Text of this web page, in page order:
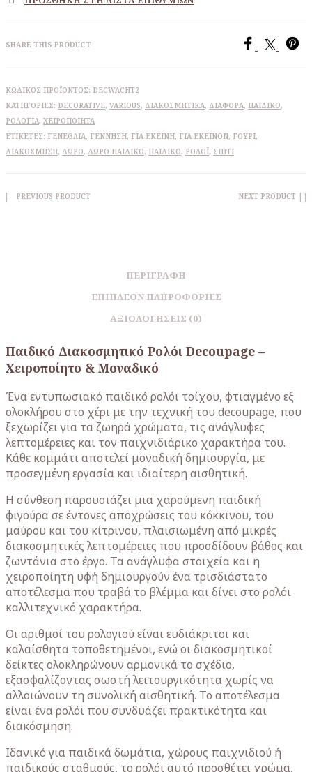
ποσότητα
SHARE THIS PRODUCT
ΚΩΔΙΚΌΣ ΠΡΟΪΌΝΤΟΣ: DECWACHT2
ΚΑΤΗΓΟΡΊΕΣ: DECORATIVE, VARIOUS, ΔΙΑΚΟΣΜΗΤΙΚΆ, ΔΙΆΦΟΡΑ, ΠΑΙΔΙΚΌ,
ΡΟΛΌΓΙΑ, ΧΕΙΡΟΠΟΊΗΤΑ
ΕΤΙΚΈΤΕΣ: ΓΕΝΈΘΛΙΑ, ΓΈΝΝΗΣΗ, ΓΙΑ ΕΚΕΊΝΗ, ΓΙΑ ΕΚΕΊΝΟΝ, ΓΟΎΡΙ,
ΔΙΑΚΌΣΜΗΣΗ, ΔΏΡΟ, ΔΏΡΟ ΠΑΙΔΙΚΌ, ΠΑΙΔΙΚΌ, ΡΟΛΌΙ, ΣΠΊΤΙ
PREVIOUS PRODUCT NEXT PRODUCT
ΠΕΡΙΓΡΑΦΉ
ΕΠΙΠΛΈΟΝ ΠΛΗΡΟΦΟΡΊΕΣ
ΑΞΙΟΛΟΓΉΣΕΙΣ (0)
Παιδικό Διακοσμητικό Ρολόι Decoupage –
Χειροποίητο & Μοναδικό
Ένα εντυπωσιακό παιδικό ρολόι τοίχου, φτιαγμένο εξ
ολοκλήρου στο χέρι με την τεχνική του decoupage, που
ξεχωρίζει για τα ζωηρά χρώματα, τις ανάγλυφες
λεπτομέρειες και τον παιχνιδιάρικο χαρακτήρα του.
Κάθε κομμάτι αποτελεί μοναδική δημιουργία, με
προσεγμένη εργασία και ιδιαίτερη αισθητική.
Η σύνθεση παρουσιάζει μια χαρούμενη παιδική
φιγούρα σε έντονες αποχρώσεις του κόκκινου, του
μαύρου και του κίτρινου, πλαισιωμένη από μικρές
διακοσμητικές λεπτομέρειες που προσδίδουν βάθος και
ζωντάνια στο έργο. Τα ανάγλυφα στοιχεία και η
χειροποίητη υφή δημιουργούν ένα τρισδιάστατο
αποτέλεσμα που τραβά το βλέμμα και δίνει στο ρολόι
καλλιτεχνικό χαρακτήρα.
Οι αριθμοί του ρολογιού είναι ευδιάκριτοι και
καλαίσθητα τοποθετημένοι, ενώ οι διακοσμητικοί
δείκτες ολοκληρώνουν αρμονικά το σχέδιο,
εξασφαλίζοντας σωστή λειτουργικότητα χωρίς να
αλλοιώνουν τη συνολική αισθητική. Το αποτέλεσμα
είναι ένα ρολόι που συνδυάζει πρακτικότητα και
διακόσμηση.
Ιδανικό για παιδικά δωμάτια, χώρους παιχνιδιού ή
παιδικούς σταθμούς, το ρολόι αυτό προσθέτει χρώμα,